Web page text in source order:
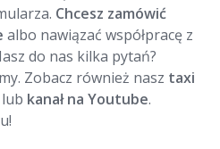
Chcesz zamówić
albo nawiązać współpracę z
do nas kilka pytań?
Zobacz również nasz taxi
lub kanał na Youtube.